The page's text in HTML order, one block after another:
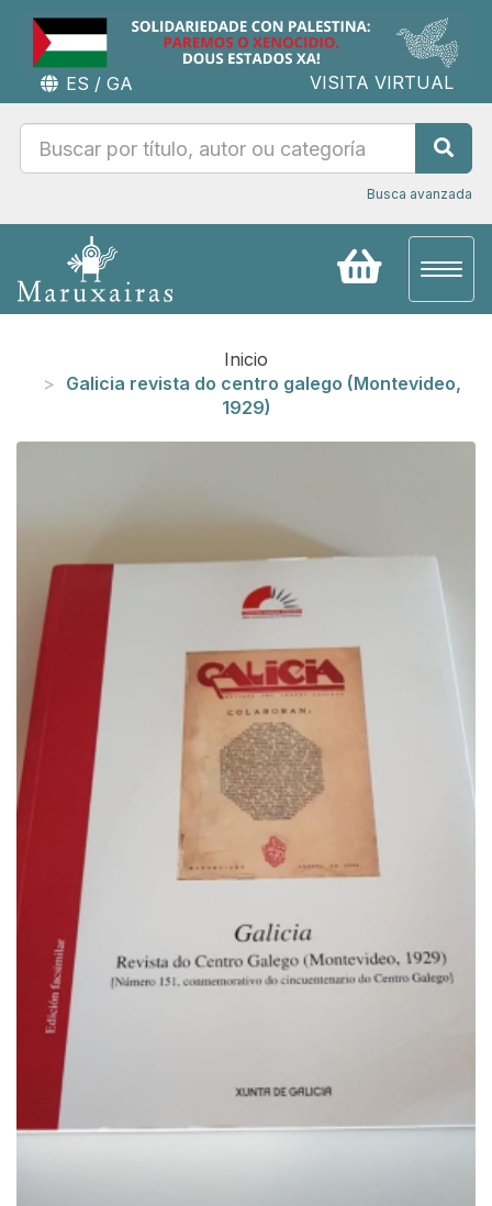
ES / GA VISITA VIRTUAL
Busca avanzada
Inicio
Galicia revista do centro galego (Montevideo,
1929)